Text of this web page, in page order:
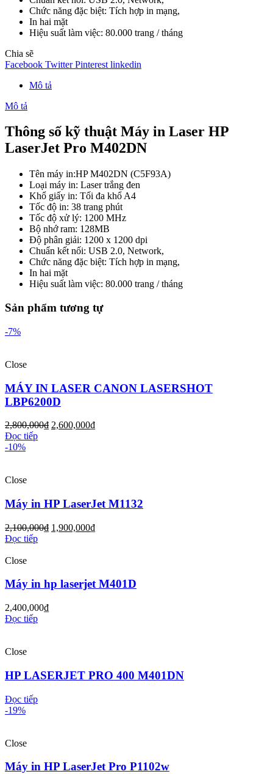
Chức năng đặc biệt: Tích hợp in mạng,
In hai mặt
Hiệu suất làm việc: 80.000 trang / tháng
Chia sẽ
Facebook Twitter Pinterest linkedin
Mô tả
Mô tả
Thông số kỹ thuật Máy in Laser HP
LaserJet Pro M402DN
Tên máy in:HP M402DN (C5F93A)
Loại máy in: Laser trắng đen
Khổ giấy in: Tối đa khổ A4
Tốc độ in: 38 trang phút
Tốc độ xử lý: 1200 MHz
Bộ nhớ ram: 128MB
Độ phân giải: 1200 x 1200 dpi
Chuẩn kết nối: USB 2.0, Network,
Chức năng đặc biệt: Tích hợp in mạng,
In hai mặt
Hiệu suất làm việc: 80.000 trang / tháng
Sản phẩm tương tự
-7%
Close
MÁY IN LASER CANON LASERSHOT
LBP6200D
2,800,000₫ 2,600,000₫
Đọc tiếp
-10%
Close
Máy in HP LaserJet M1132
2,100,000₫ 1,900,000₫
Đọc tiếp
Close
Máy in hp laserjet M401D
2,400,000₫
Đọc tiếp
Close
HP LASERJET PRO 400 M401DN
Đọc tiếp
-19%
Close
Máy in HP LaserJet Pro P1102w